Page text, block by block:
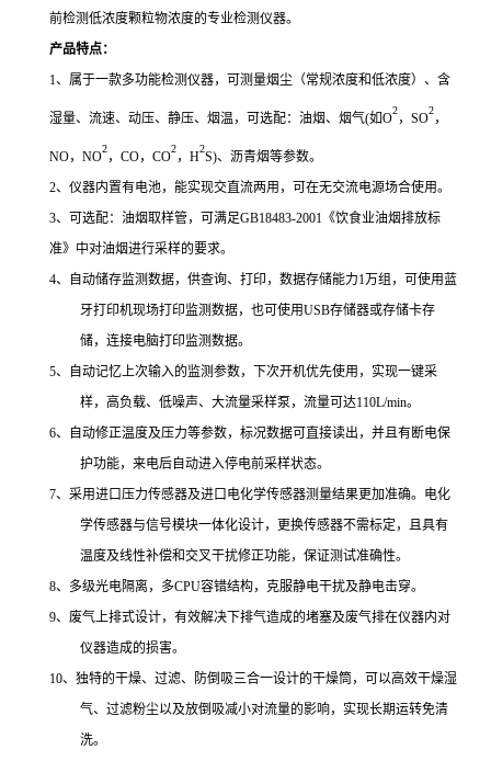
前检测低浓度颗粒物浓度的专业检测仪器。
产品特点：
1、属于一款多功能检测仪器，可测量烟尘 （常规浓度和低浓度） 、含
湿量、流速、动压、静压、烟温 ，可选配： 油烟、烟气(如O
2
， SO
2
，
NO， NO
2
， CO， CO
2
， H
2
S)、沥青烟等参数。
2、 仪器内置有电池， 能实现交直流两用，可在无交流电源场合使用。
3、 可选配： 油烟取样管，可满足GB18483-2001《饮食业油烟排放标
准》中对油烟进行采样的要求。
4、自动储存监测数据，供查询、打印，数据存储能力1万组，可使用蓝
牙打印机现场打印监测数据，也可使用USB存储器或存储卡存
储，连接电脑打印监测数据。
5、自动记忆上次输入的监测参数，下次开机优先使用，实现一键采
样， 高负载、低噪声、大流量采样泵，流量可达110L/min。
6、自动修正温度及压力等参数，标况数据可直接读出，并且有断电保
护功能，来电后自动进入停电前采样状态。
7、采用进口压力传感器及进口电化学传感器测量结果更加准确。电化
学传感器与信号模块一体化设计，更换传感器不需标定，且具有
温度及线性补偿和交叉干扰修正功能，保证测试准确性。
8、多级光电隔离，多CPU容错结构，克服静电干扰及静电击穿。
9、废气上排式设计，有效解决下排气造成的堵塞及废气排在仪器内对
仪器造成的损害。
10、独特的干燥、过滤、防倒吸三合一设计的干燥筒，可以高效干燥湿
气、过滤粉尘以及放倒吸减小对流量的影响，实现长期运转免清
洗。